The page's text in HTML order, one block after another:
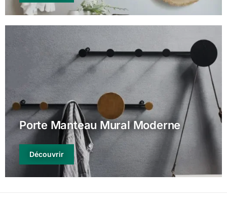
Porte Manteau Mural Moderne
Découvrir